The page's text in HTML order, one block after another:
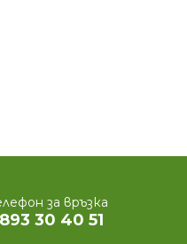
за връзка
30 40 51